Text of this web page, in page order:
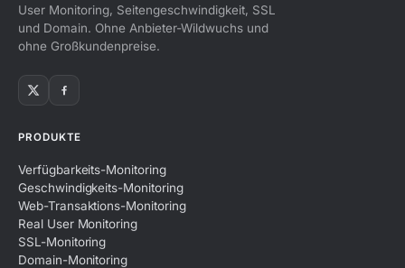
User Monitoring, Seitengeschwindigkeit, SSL
und Domain. Ohne Anbieter-Wildwuchs und
ohne Großkundenpreise.
PRODUKTE
Verfügbarkeits-Monitoring
Geschwindigkeits-Monitoring
Web-Transaktions-Monitoring
Real User Monitoring
SSL-Monitoring
Domain-Monitoring